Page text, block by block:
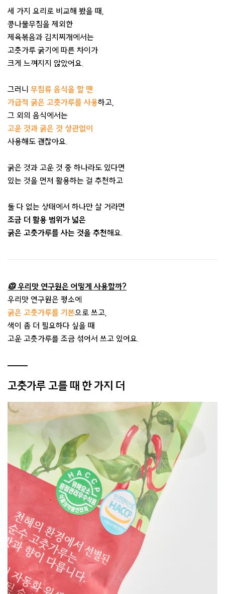
세 가지 요리로 비교해 봤을 때,
콩나물무침을 제외한
제육볶음과 김치찌개에서는
고춧가루 굵기에 따른 차이가
크게 느껴지지 않았어요.
그러니 무침류 음식을 할 땐
가급적 굵은 고춧가루를 사용하고,
그 외의 음식에서는
고운 것과 굵은 것 상관없이
사용해도 괜찮아요.
굵은 것과 고운 것 중 하나라도 있다면
있는 것을 먼저 활용하는 걸 추천하고
둘 다 없는 상태에서 하나만 살 거라면
조금 더 활용 범위가 넓은
굵은 고춧가루를 사는 것을 추천해요.
🥼 우리맛 연구원은 어떻게 사용할까?
우리맛 연구원은 평소에
굵은 고춧가루를 기본으로 쓰고,
색이 좀 더 필요하다 싶을 때
고운 고춧가루를 조금 섞어서 쓰고 있어요.
고춧가루 고를 때 한 가지 더